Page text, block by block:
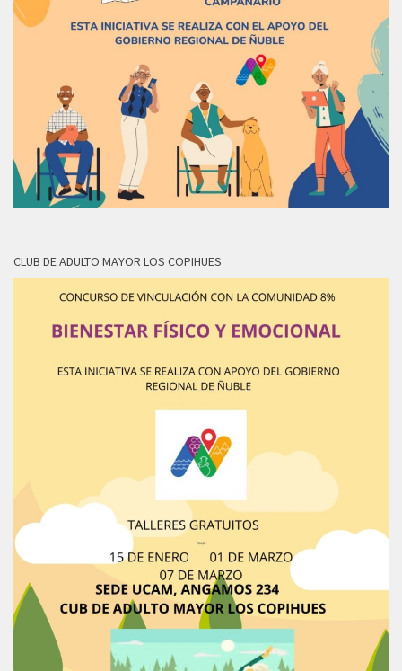
CLUB DE ADULTO MAYOR LOS COPIHUES